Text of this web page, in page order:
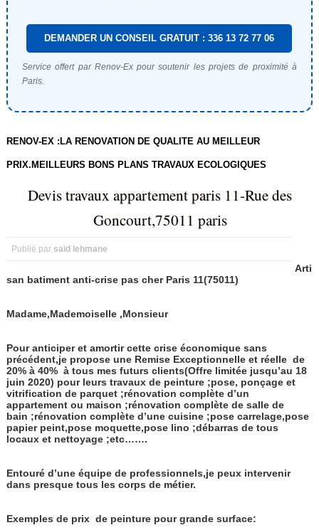
DEMANDER UN CONSEIL GRATUIT : 336 13 72 77 06
Service offert par Renov-Ex pour soutenir les projets de proximité à
Paris.
RENOV-EX :LA RENOVATION DE QUALITE AU MEILLEUR
PRIX.MEILLEURS BONS PLANS TRAVAUX ECOLOGIQUES
Devis travaux appartement paris 11-Rue des
Goncourt,75011 paris
Publié par said lehmane
Arti
san batiment anti-crise pas cher Paris 11(75011)
Madame,Mademoiselle ,Monsieur
Pour anticiper et amortir cette crise économique sans
précédent,je propose une Remise Exceptionnelle et réelle de
20% à 40% à tous mes futurs clients(Offre limitée jusqu’au 18
juin 2020) pour leurs travaux de peinture ;pose, ponçage et
vitrification de parquet ;rénovation complète d’un
appartement ou maison ;rénovation complète de salle de
bain ;rénovation complète d’une cuisine ;pose carrelage,pose
papier peint,pose moquette,pose lino ;débarras de tous
locaux et nettoyage ;etc…….
Entouré d’une équipe de professionnels,je peux intervenir
dans presque tous les corps de métier.
Exemples de prix de peinture pour grande surface: